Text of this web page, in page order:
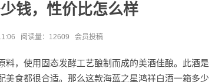
钱，性价比怎么样
阅读量：12609 会员投稿
，使用固态发酵工艺酿制而成的美酒佳酿。此酒是
食都很合适。那么这款海蓝之星鸿祥白酒一箱多少